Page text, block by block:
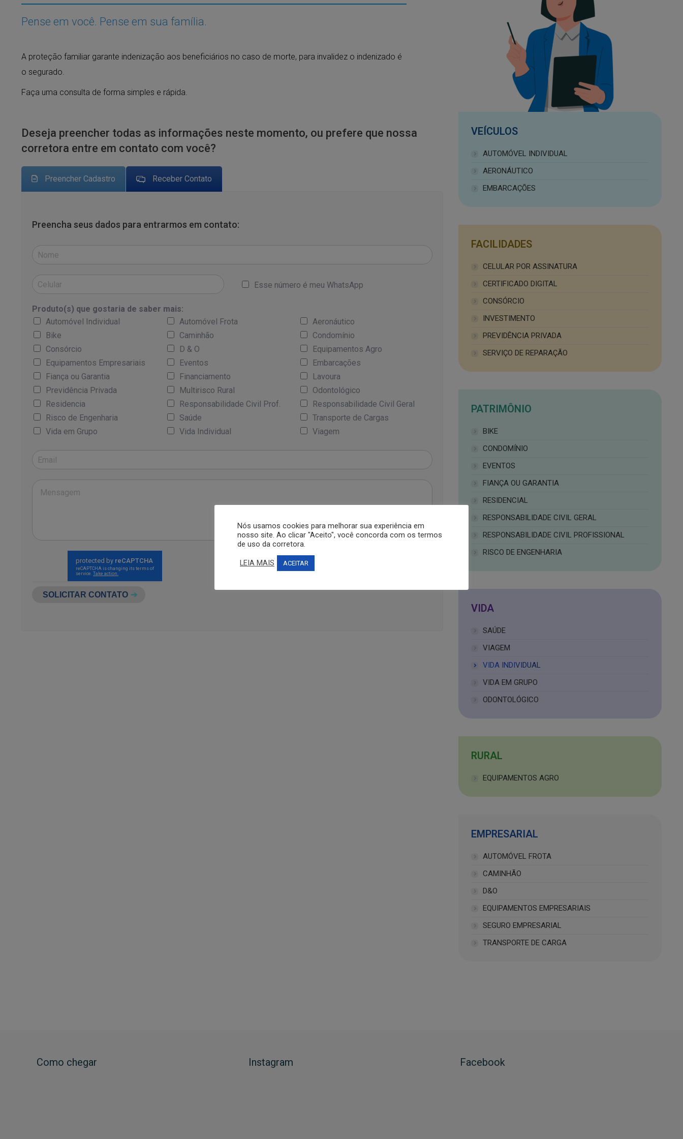
Pense em você. Pense em sua família.
A proteção familiar garante indenização aos beneficiários no caso de morte, para invalidez o indenizado é
o segurado.
Faça uma consulta de forma simples e rápida.
Deseja preencher todas as informações neste momento, ou prefere que nossa
corretora entre em contato com você?
Preencher Cadastro Receber Contato
Preencha seus dados para entrarmos em contato:
Esse número é meu WhatsApp
Produto(s) que gostaria de saber mais:
Automóvel Individual
Automóvel Frota
Aeronáutico
Bike
Caminhão
Condomínio
Consórcio
D & O
Equipamentos Agro
Equipamentos Empresariais
Eventos
Embarcações
Fiança ou Garantia
Financiamento
Lavoura
Previdência Privada
Multirisco Rural
Odontológico
Residencia
Responsabilidade Civil Prof.
Responsabilidade Civil Geral
Risco de Engenharia
Saúde
Transporte de Cargas
Vida em Grupo
Vida Individual Viagem
SOLICITAR CONTATO
VEÍCULOS
AUTOMÓVEL INDIVIDUAL
AERONÁUTICO
EMBARCAÇÕES
FACILIDADES
CELULAR POR ASSINATURA
CERTIFICADO DIGITAL
CONSÓRCIO
INVESTIMENTO
PREVIDÊNCIA PRIVADA
SERVIÇO DE REPARAÇÃO
PATRIMÔNIO
BIKE
CONDOMÍNIO
EVENTOS
FIANÇA OU GARANTIA
RESIDENCIAL
RESPONSABILIDADE CIVIL GERAL
RESPONSABILIDADE CIVIL PROFISSIONAL
RISCO DE ENGENHARIA
VIDA
SAÚDE
VIAGEM
VIDA INDIVIDUAL
VIDA EM GRUPO
ODONTOLÓGICO
RURAL
EQUIPAMENTOS AGRO
EMPRESARIAL
AUTOMÓVEL FROTA
CAMINHÃO
D&O
EQUIPAMENTOS EMPRESARIAIS
SEGURO EMPRESARIAL
TRANSPORTE DE CARGA
Como chegar Instagram Facebook
Nós usamos cookies para melhorar sua experiência em
nosso site. Ao clicar "Aceito", você concorda com os termos
de uso da corretora.
LEIA MAIS ACEITAR